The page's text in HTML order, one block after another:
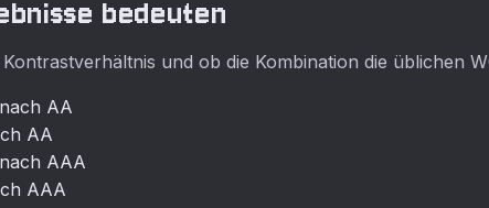
bedeuten
Kontrastverhältnis und ob die Kombination die üblichen
AA
AA
AAA
AAA